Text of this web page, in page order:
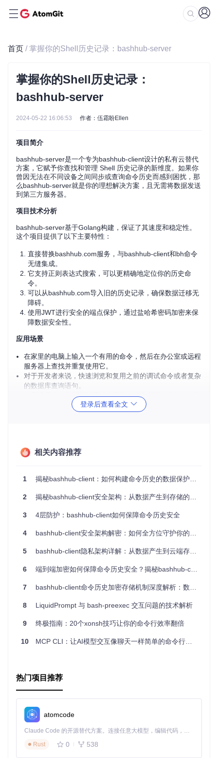
首页 / 掌握你的Shell历史记录：bashhub-server
掌握你的Shell历史记录：
bashhub-server
2024-05-22 16:06:53 作者：伍霜盼Ellen
项目简介
bashhub-server是一个专为bashhub-client设计的私有云替代
方案，它赋予你查找和管理 Shell 历史记录的新维度。如果你
曾因无法在不同设备之间同步或查询命令历史而感到困扰，那
么bashhub-server就是你的理想解决方案，且无需将数据发送
到第三方服务器。
项目技术分析
bashhub-server基于Golang构建，保证了其速度和稳定性。
这个项目提供了以下主要特性：
直接替换bashhub.com服务，与bashhub-client和bh命令
无缝集成。
它支持正则表达式搜索，可以更精确地定位你的历史命
令。
可以从bashhub.com导入旧的历史记录，确保数据迁移无
障碍。
使用JWT进行安全的端点保护，通过盐哈希密码加密来保
障数据安全性。
应用场景
在家里的电脑上输入一个有用的命令，然后在办公室或远程
服务器上查找并重复使用它。
对于开发者来说，快速浏览和复用之前的调试命令或者复杂
的数据库查询语句。
教育场景中，老师可以通过查看学生的命令历史来评估他们
简单安装: 通过Homebrew、Docker或直接从源代码编
译，轻松部署在你的环境中。
信息泄露给第三方。
找到你需要的命令。
任何时间切换到自托管模式。
er或Go）。
更新bashhub-client的配置，将其指向bashhub-server的U
重新启动shell，执行bashhub setup完成设置。
现在，你可以享受到私人定制的Shell历史记录管理服务，自由
登录后查看全文
相关内容推荐
1 揭秘bashhub-client：如何构建命令历史的数据保护安全架构？
2 揭秘bashhub-client安全架构：从数据产生到存储的全链路安全防护
3 4层防护：bashhub-client如何保障命令历史安全
4 bashhub-client安全架构解密：如何全方位守护你的命令历史？
5 bashhub-client隐私架构详解：从数据产生到云端存储的全链路保护
6 端到端加密如何保障命令历史安全？揭秘bashhub-client的隐私防护体系
7 bashhub-client命令历史加密存储机制深度解析：数据保护与隐私防线构建指南
8 LiquidPrompt 与 bash-preexec 交互问题的技术解析
9 终极指南：20个xonsh技巧让你的命令行效率翻倍
10 MCP CLI：让AI模型交互像聊天一样简单的命令行工具
热门项目推荐
atomcode
Claude Code 的开源替代方案。连接任意大模型，编辑代码，运行命令，自动验证 — 全自动执行。用 Rust 构建，极致性能。 ｜ An open-source alternative to Claude Code. Connect any LLM, edit code, run commands, and verify changes — autonomously. Built in Rust for speed. Get Started
Rust
0 538